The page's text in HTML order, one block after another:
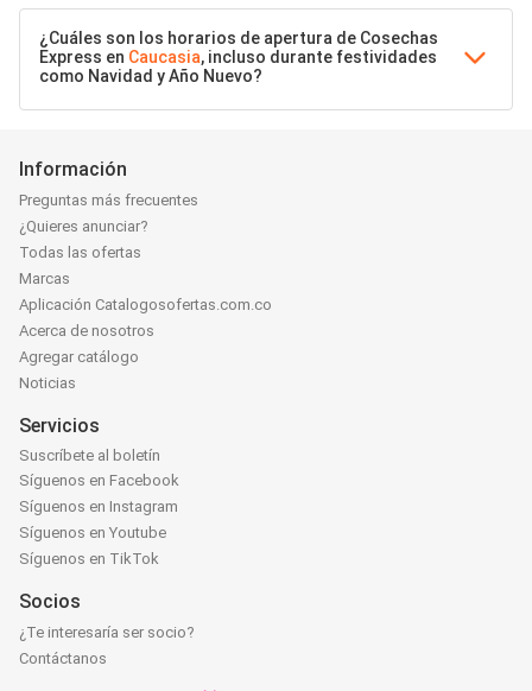
¿Cuáles son los horarios de apertura de Cosechas
Express en Caucasia, incluso durante festividades
como Navidad y Año Nuevo?
Información
Preguntas más frecuentes
¿Quieres anunciar?
Todas las ofertas
Marcas
Aplicación Catalogosofertas.com.co
Acerca de nosotros
Agregar catálogo
Noticias
Servicios
Suscríbete al boletín
Síguenos en Facebook
Síguenos en Instagram
Síguenos en Youtube
Síguenos en TikTok
Socios
¿Te interesaría ser socio?
Contáctanos